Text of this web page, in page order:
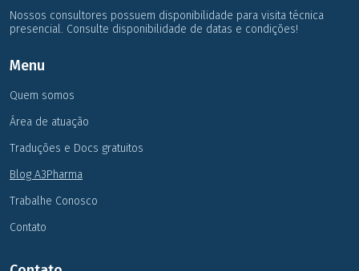
Nossos consultores possuem disponibilidade para visita técnica
presencial. Consulte disponibilidade de datas e condições!
Menu
Quem somos
Área de atuação
Traduções e Docs gratuitos
Blog A3Pharma
Trabalhe Conosco
Contato